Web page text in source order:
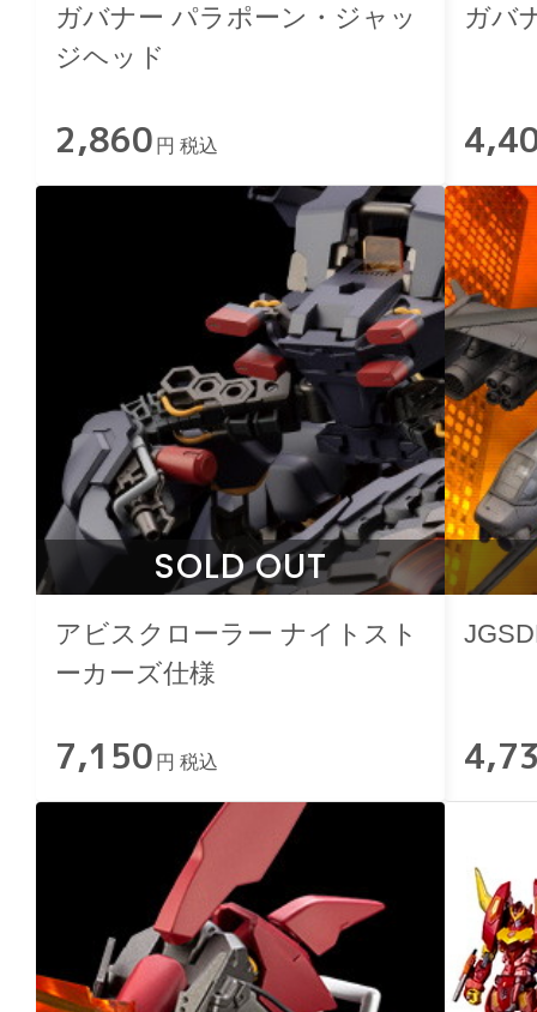
ガバナー パラポーン・ジャッ
ジヘッド
2,860 円 税込
ガバ
SOLD OUT
アビスクローラー ナイトスト
ーカーズ仕様
7,150 円 税込